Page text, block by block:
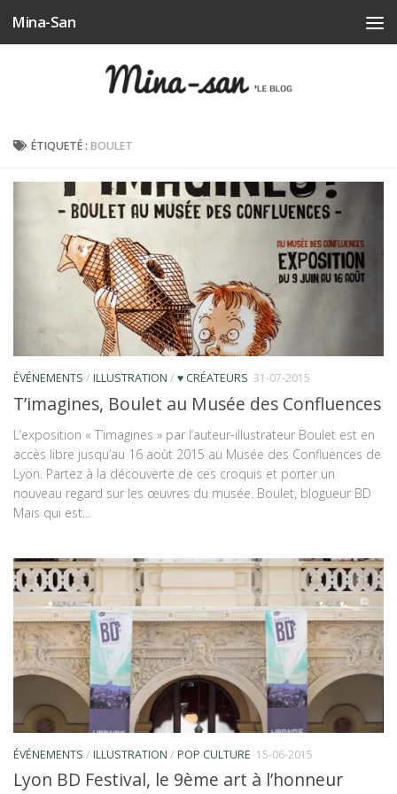
Skip to content
Mina-San
ÉTIQUETÉ :BOULET
ÉVÉNEMENTS / ILLUSTRATION / ♥ CRÉATEURS 31-07-2015
T’imagines, Boulet au Musée des Confluences
L’exposition « T’imagines » par l’auteur-illustrateur Boulet est en
accès libre jusqu’au 16 août 2015 au Musée des Confluences de
Lyon. Partez à la découverte de ces croquis et porter un
nouveau regard sur les œuvres du musée. Boulet, blogueur BD
Mais qui est...
ÉVÉNEMENTS / ILLUSTRATION / POP CULTURE 15-06-2015
Lyon BD Festival, le 9ème art à l’honneur